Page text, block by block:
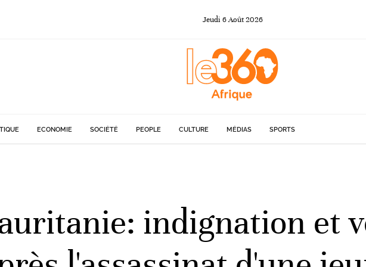
Jeudi 6Août 2026
ECONOMIE SOCIÉTÉ PEOPLE CULTURE MÉDIAS SPORTS
indignation et